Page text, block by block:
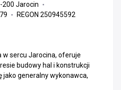
200 Jarocin
REGON 250945592
w sercu Jarocina, oferuje
budowy hal i konstrukcji
jako generalny wykonawca,